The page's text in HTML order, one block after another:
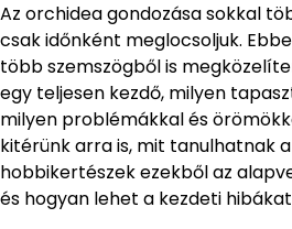
Az orchidea gondozása sokkal
csak időnként meglocsoljuk.
több szemszögből is
egy teljesen kezdő, milyen
milyen problémákkal és
kitérünk arra is, mit tanulhatnak
hobbikertészek ezekből az
és hogyan lehet a kezdeti